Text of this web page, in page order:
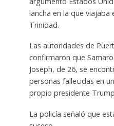
lancha en la que viajaba
Trinidad.
Las autoridades de
confirmaron que
Joseph, de 26, se
personas fallecidas en
propio presidente
La policía señaló que